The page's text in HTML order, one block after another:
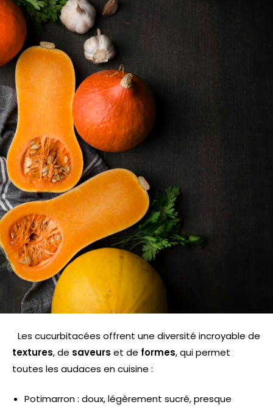
Les cucurbitacées offrent une diversité incroyable de
textures, de saveurs et de formes, qui permet
toutes les audaces en cuisine :
Potimarron : doux, légèrement sucré, presque